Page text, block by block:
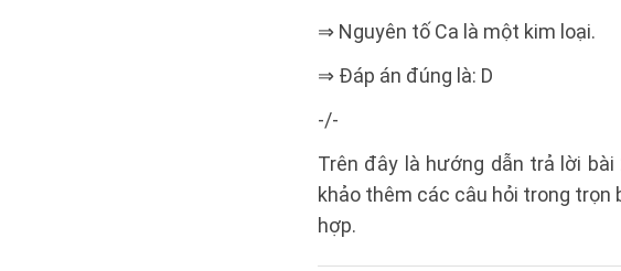
⇒ Nguyên tố Ca là một kim loại.
⇒ Đáp án đúng là: D
-/-
Trên đây là hướng dẫn trả lời
khảo thêm các câu hỏi trong trọn
hợp.